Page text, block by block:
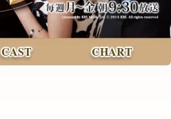
CAST CHART